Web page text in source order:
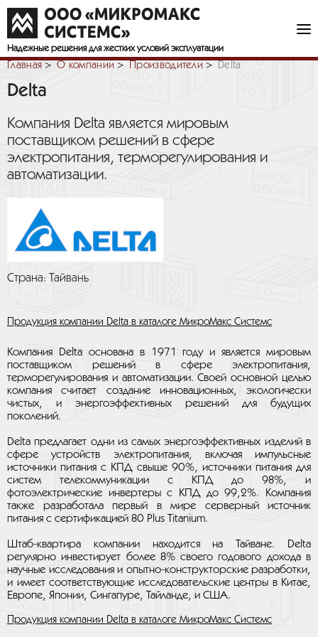
Надежные решения для жестких условий эксплуатации
Главная О компании Производители Delta
Delta
Компания Delta является мировым
поставщиком решений в сфере
электропитания, терморегулирования и
автоматизации.
Страна: Тайвань
Продукция компании Delta в каталоге МикроМакс Системс
Компания Delta основана в 1971 году и является мировым
поставщиком решений в сфере электропитания,
терморегулирования и автоматизации. Своей основной целью
компания считает создание инновационных, экологически
чистых, и энергоэффективных решений для будущих
поколений.
Delta предлагает одни из самых энергоэффективных изделий в
сфере устройств электропитания, включая импульсные
источники питания с КПД свыше 90%, источники питания для
систем телекоммуникации с КПД до 98%, и
фотоэлектрические инвертеры с КПД до 99,2%. Компания
также разработала первый в мире серверный источник
питания с сертификацией 80 Plus Titanium.
Штаб-квартира компании находится на Тайване. Delta
регулярно инвестирует более 8% своего годового дохода в
научные исследования и опытно-конструкторские разработки,
и имеет соответствующие исследовательские центры в Китае,
Европе, Японии, Сингапуре, Тайланде, и США.
Продукция компании Delta в каталоге МикроМакс Системс